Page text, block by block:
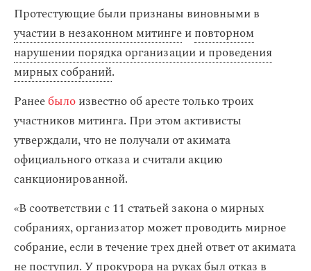
Протестующие были признаны виновными в
участии в незаконном митингеиповторном
нарушении порядка организации и проведения
мирных собраний.
Ранеебылоизвестно об аресте только троих
участников митинга. При этом активисты
утверждали, что не получали от акимата
официального отказа и считали акцию
санкционированной.
«В соответствии с 11 статьей закона о мирных
собраниях, организатор может проводить мирное
собрание, если в течение трех дней ответ от акимата
не поступил. У прокурора на руках был отказ в